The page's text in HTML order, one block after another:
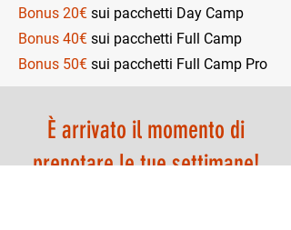
Bonus 20€ sui pacchetti Day Camp
Bonus 40€ sui pacchetti Full Camp
Bonus 50€ sui pacchetti Full Camp Pro
È arrivato il momento di
prenotare le tue settimane!